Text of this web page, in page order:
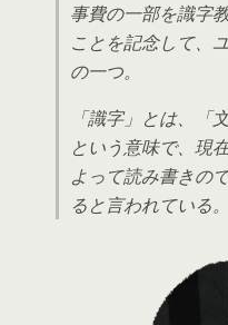
事費の一部を識字
ことを記念して、
の一つ。
「識字」とは、「
という意味で、現
よって読み書きの
ると言われている。